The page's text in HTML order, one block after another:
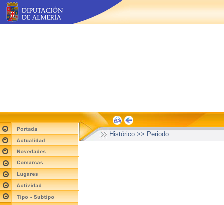
Histórico >> Periodo